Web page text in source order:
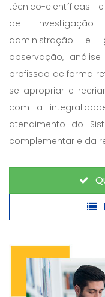
técnico-científicas
de investigação
administração e
observação,
profissão de forma
se apropriar e
com a
atendimento do
complementar e da